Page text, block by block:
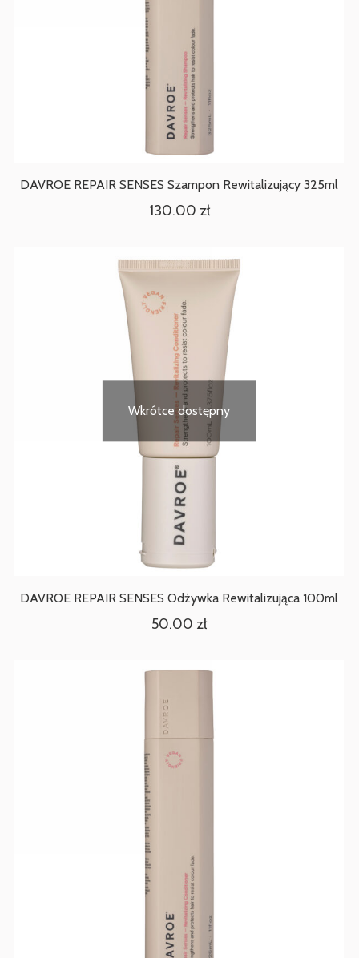
DAVROE REPAIR SENSES Szampon Rewitalizujący 325ml
130.00 zł
Wkrótce dostępny
DAVROE REPAIR SENSES Odżywka Rewitalizująca 100ml
50.00 zł